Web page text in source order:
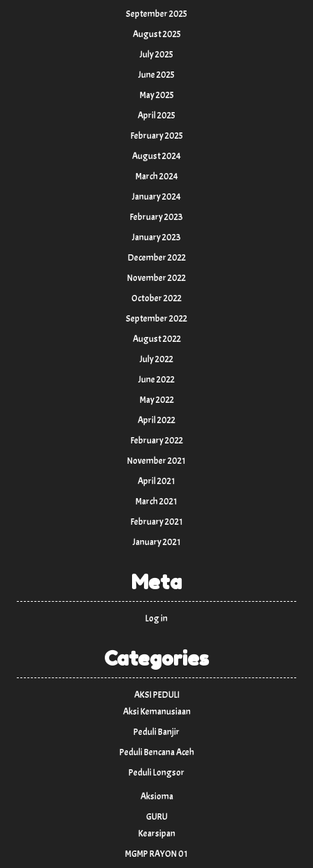
September 2025
August 2025
July 2025
June 2025
May 2025
April 2025
February 2025
August 2024
March 2024
January 2024
February 2023
January 2023
December 2022
November 2022
October 2022
September 2022
August 2022
July 2022
June 2022
May 2022
April 2022
February 2022
November 2021
April 2021
March 2021
February 2021
January 2021
Meta
Log in
Categories
AKSI PEDULI
Aksi Kemanusiaan
Peduli Banjir
Peduli Bencana Aceh
Peduli Longsor
Aksioma
GURU
Kearsipan
MGMP RAYON 01